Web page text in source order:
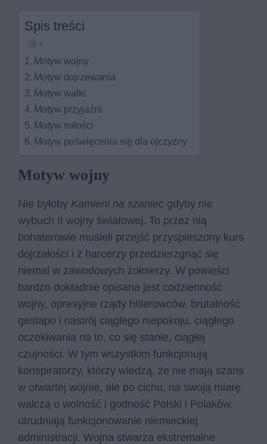
Spis treści
Motyw wojny
Motyw dojrzewania
Motyw walki
Motyw przyjaźni
Motyw miłości
Motyw poświęcenia się dla ojczyzny
Motyw wojny
Nie byłoby Kamieni na szaniec gdyby nie
wybuch II wojny światowej. To przez nią
bohaterowie musieli przejść przyspieszony kurs
dojrzałości i z harcerzy przedzierzgnąć się
niemal w zawodowych żołnierzy. W powieści
bardzo dokładnie opisana jest codzienność
wojny, opresyjne rządy hitlerowców, brutalność
gestapo i nastrój ciągłego niepokoju, ciągłego
oczekiwania na to, co się stanie, ciągłej
czujności. W tym wszystkim funkcjonują
konspiratorzy, którzy wiedzą, że nie mają szans
w otwartej wojnie, ale po cichu, na swoją miarę
walczą o wolność i godność Polski i Polaków,
utrudniają funkcjonowanie niemieckiej
administracji. Wojna stwarza ekstremalne